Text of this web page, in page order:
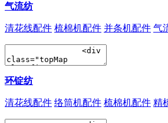
气流纺
清花线配件 梳棉机配件 并条机配件 气
环锭纺
清花线配件 络筒机配件 梳棉机配件 精